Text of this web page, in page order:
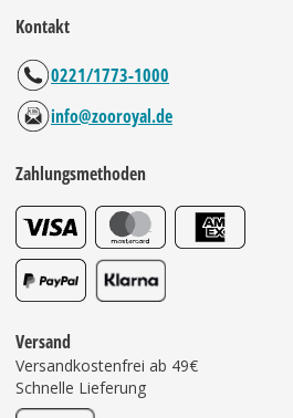
Kontakt
0221/1773-1000
info@zooroyal.de
Zahlungsmethoden
Versand
Versandkostenfrei ab 49€
Schnelle Lieferung